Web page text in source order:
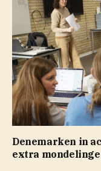
Denemarken in
extra